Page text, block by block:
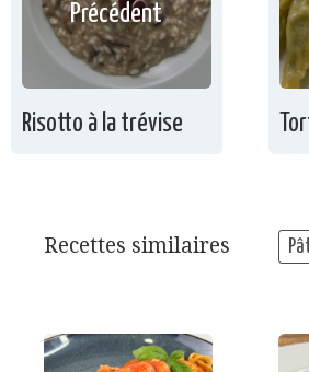
Précédent
Risotto à la trévise
Recettes similaires